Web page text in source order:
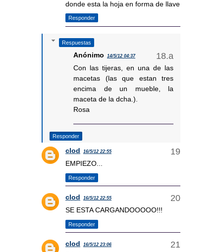
donde esta la hoja en forma de llave
Responder
Respuestas
Anónimo 14/5/12 04:37
Con las tijeras, en una de las
macetas (las que estan tres
encima de un mueble, la
maceta de la dcha.).
Rosa
Responder
clod 16/5/12 22:55
EMPIEZO...
Responder
clod 16/5/12 22:55
SE ESTA CARGANDOOOOO!!!
Responder
clod 16/5/12 23:06